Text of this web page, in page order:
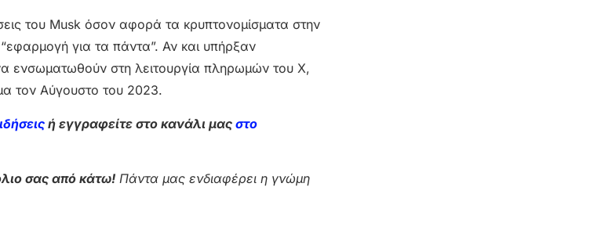
του Musk όσον αφορά τα κρυπτονομίσματα στην
για τα πάντα”. Αν και υπήρξαν
ενσωματωθούν στη λειτουργία πληρωμών του X,
τον Αύγουστο του 2023.
ή εγγραφείτε στο κανάλι μας στο
σας από κάτω! Πάντα μας ενδιαφέρει η γνώμη